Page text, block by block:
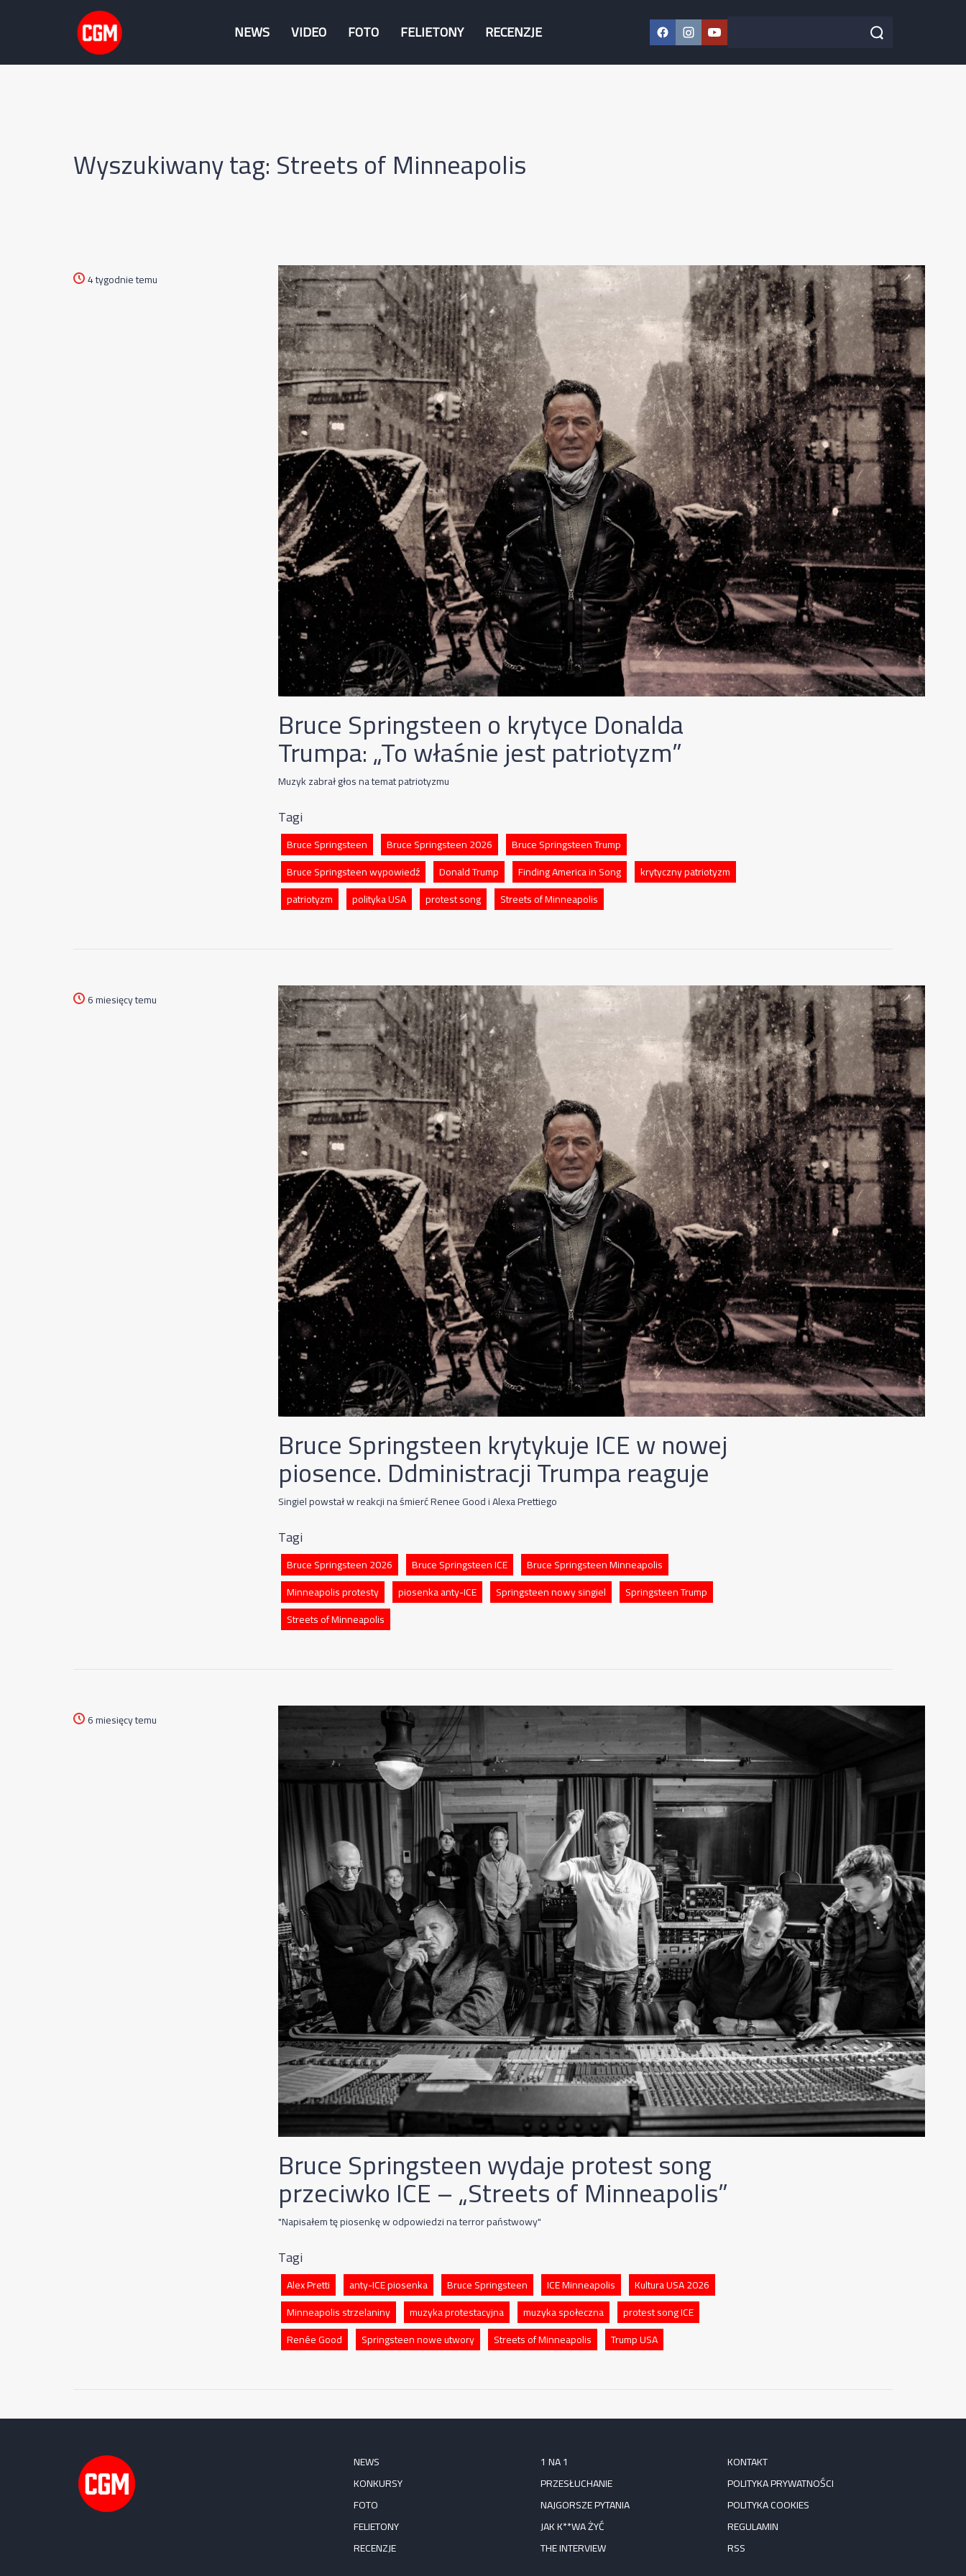
NEWS VIDEO FOTO FELIETONY RECENZJE Facebook
Instagram
YouTube
Szukaj w serwisie Szukaj
Wyszukiwany tag: Streets of Minneapolis
4 tygodnie temu
Bruce Springsteen o krytyce Donalda
Trumpa: „To właśnie jest patriotyzm”
Muzyk zabrał głos na temat patriotyzmu
Tagi
Bruce Springsteen Bruce Springsteen 2026
Bruce Springsteen Trump
Bruce Springsteen wypowiedź
Donald Trump Finding America in Song
krytyczny patriotyzm
patriotyzm
polityka USA protest song Streets of Minneapolis
6 miesięcy temu
Bruce Springsteen krytykuje ICE w nowej
piosence. Ddministracji Trumpa reaguje
Singiel powstał w reakcji na śmierć Renee Good i Alexa Prettiego
Tagi
Bruce Springsteen 2026 Bruce Springsteen ICE
Bruce Springsteen Minneapolis
Minneapolis protesty
piosenka anty-ICE Springsteen nowy singiel
Springsteen Trump
Streets of Minneapolis
6 miesięcy temu
Bruce Springsteen wydaje protest song
przeciwko ICE – „Streets of Minneapolis”
"Napisałem tę piosenkę w odpowiedzi na terror państwowy"
Tagi
Alex Pretti anty-ICE piosenka Bruce Springsteen ICE Minneapolis
Kultura USA 2026
Minneapolis strzelaniny
muzyka protestacyjna muzyka społeczna
protest song ICE
Renée Good
Springsteen nowe utwory Streets of Minneapolis Trump USA
NEWS
KONKURSY
FOTO
FELIETONY
RECENZJE
1 NA 1
PRZESŁUCHANIE
NAJGORSZE PYTANIA
JAK K**WA ŻYĆ
THE INTERVIEW
KONTAKT
POLITYKA PRYWATNOŚCI
POLITYKA COOKIES
REGULAMIN
RSS